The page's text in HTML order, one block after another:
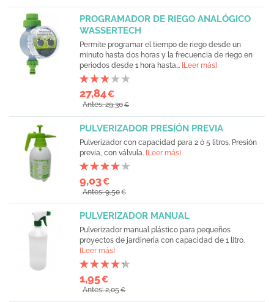
PROGRAMADOR DE RIEGO ANALÓGICO
WASSERTECH
Permite programar el tiempo de riego desde un
minuto hasta dos horas y la frecuencia de riego en
periodos desde 1 hora hasta... [Leer más]
27,84€
Antes: 29,30€
PULVERIZADOR PRESIÓN PREVIA
Pulverizador con capacidad para 2 ó 5 litros. Presión
previa, con válvula. [Leer más]
9,03€
Antes: 9,50€
PULVERIZADOR MANUAL
Pulverizador manual plástico para pequeños
proyectos de jardinería con capacidad de 1 litro.
[Leer más]
1,95€
Antes: 2,05€